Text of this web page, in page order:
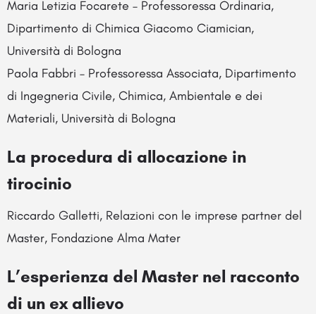
Maria Letizia Focarete – Professoressa Ordinaria,
Dipartimento di Chimica Giacomo Ciamician,
Università di Bologna
Paola Fabbri – Professoressa Associata, Dipartimento
di Ingegneria Civile, Chimica, Ambientale e dei
Materiali, Università di Bologna
La procedura di allocazione in
tirocinio
Riccardo Galletti, Relazioni con le imprese partner del
Master, Fondazione Alma Mater
L’esperienza del Master nel racconto
di un ex allievo